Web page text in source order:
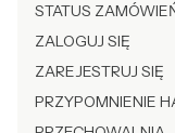
STATUS
ZALOGUJ SIĘ
ZAREJESTRUJ SIĘ
PRZYPOMNIENIE